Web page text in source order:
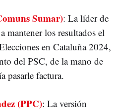
Sumar): La líder de
mantener los resultados el
en Cataluña 2024,
del PSC, de la mano de
pasarle factura.
(PPC): La versión